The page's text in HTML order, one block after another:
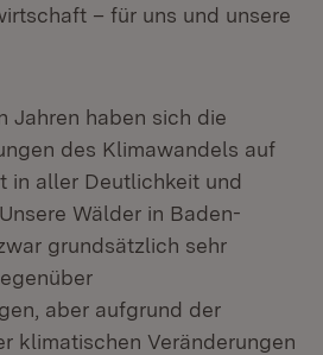
– für uns und unsere
Jahren haben sich die
des Klimawandels auf
in aller Deutlichkeit und
Wälder in Baden-
grundsätzlich sehr
aber aufgrund der
klimatischen Veränderungen